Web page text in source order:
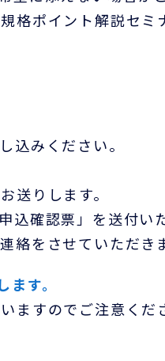
格ポイント解説セミ
込みください。
送りします。
確認票」を送付い
をさせていただき
す。
すのでご注意くだ